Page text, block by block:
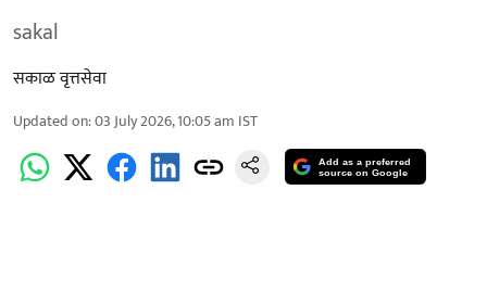
sakal
सकाळ वृत्तसेवा
Updated on:03 July 2026, 10:05 am IST
Add as a preferred
source on Google